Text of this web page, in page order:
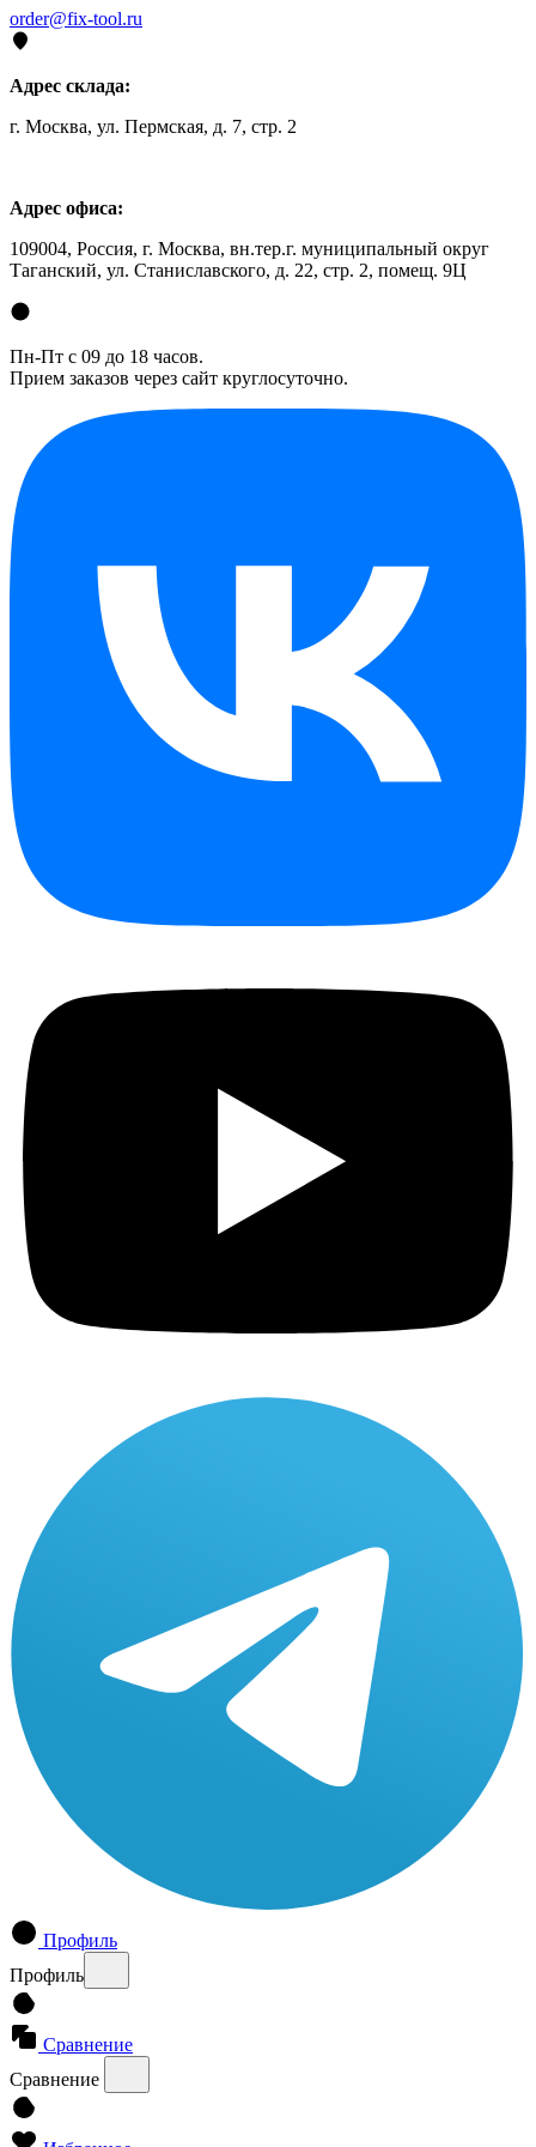
order@fix-tool.ru
Адрес склада:
г. Москва, ул. Пермская, д. 7, стр. 2
Адрес офиса:
109004, Россия, г. Москва, вн.тер.г. муниципальный округ
Таганский, ул. Станиславского, д. 22, стр. 2, помещ. 9Ц
Пн-Пт с 09 до 18 часов.
Прием заказов через сайт круглосуточно.
Профиль
Профиль
Сравнение
Сравнение